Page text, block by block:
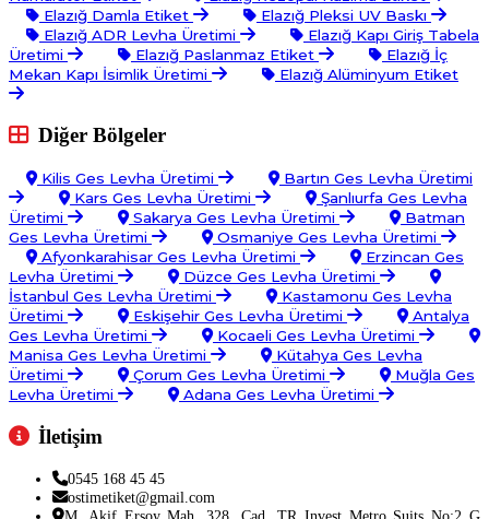
Elazığ Damla Etiket
Elazığ Pleksi UV Baskı
Elazığ ADR Levha Üretimi
Elazığ Kapı Giriş Tabela
Üretimi
Elazığ Paslanmaz Etiket
Elazığ İç
Mekan Kapı İsimlik Üretimi
Elazığ Alüminyum Etiket
Diğer Bölgeler
Kilis Ges Levha Üretimi
Bartın Ges Levha Üretimi
Kars Ges Levha Üretimi
Şanlıurfa Ges Levha
Üretimi
Sakarya Ges Levha Üretimi
Batman
Ges Levha Üretimi
Osmaniye Ges Levha Üretimi
Afyonkarahisar Ges Levha Üretimi
Erzincan Ges
Levha Üretimi
Düzce Ges Levha Üretimi
İstanbul Ges Levha Üretimi
Kastamonu Ges Levha
Üretimi
Eskişehir Ges Levha Üretimi
Antalya
Ges Levha Üretimi
Kocaeli Ges Levha Üretimi
Manisa Ges Levha Üretimi
Kütahya Ges Levha
Üretimi
Çorum Ges Levha Üretimi
Muğla Ges
Levha Üretimi
Adana Ges Levha Üretimi
İletişim
0545 168 45 45
ostimetiket@gmail.com
M. Akif Ersoy Mah. 328. Cad. TR Invest Metro Suits No:2 G